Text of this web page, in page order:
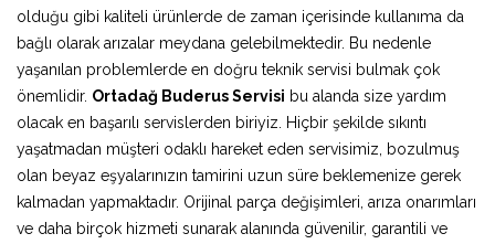
olduğu gibi kaliteli ürünlerde de zaman içerisinde kullanıma da
bağlı olarak arızalar meydana gelebilmektedir. Bu nedenle
yaşanılan problemlerde en doğru teknik servisi bulmak çok
önemlidir. Ortadağ Buderus Servisi bu alanda size yardım
olacak en başarılı servislerden biriyiz. Hiçbir şekilde sıkıntı
yaşatmadan müşteri odaklı hareket eden servisimiz, bozulmuş
olan beyaz eşyalarınızın tamirini uzun süre beklemenize gerek
kalmadan yapmaktadır. Orijinal parça değişimleri, arıza onarımları
ve daha birçok hizmeti sunarak alanında güvenilir, garantili ve